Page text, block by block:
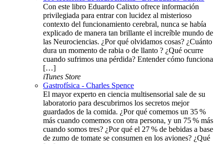
Con este libro Eduardo Calixto ofrece información
privilegiada para entrar con lucidez al misterioso
contexto del funcionamiento cerebral, nunca se había
explicado de manera tan brillante el increíble mundo de
las Neurociencias. ¿Por qué olvidamos cosas? ¿Cuánto
dura un momento de rabia o de llanto ? ¿Qué ocurre
cuando sufrimos una pérdida? Entender cómo funciona
[…]
iTunes Store
Gastrofísica - Charles Spence
El mayor experto en ciencia multisensorial sale de su
laboratorio para descubrirnos los secretos mejor
guardados de la comida. ¿Por qué comemos un 35 %
más cuando comemos con otra persona, y un 75 % más
cuando somos tres? ¿Por qué el 27 % de bebidas a base
de zumo de tomate se consumen en los aviones? ¿Qué